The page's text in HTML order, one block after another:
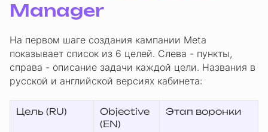
Manager
На первом шаге создания кампании Meta
показывает список из 6 целей. Слева - пункты,
справа - описание задачи каждой цели. Названия в
русской и английской версиях кабинета:
Цель (RU)
Objective
(EN)
Этап воронки